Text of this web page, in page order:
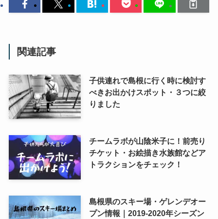
関連記事
子供連れで島根に行く時に検討す
べきお出かけスポット・３つに絞
りました
チームラボが山陰米子に！前売り
チケット・お絵描き水族館などア
トラクションをチェック！
島根県のスキー場・ゲレンデオー
プン情報｜2019-2020年シーズン